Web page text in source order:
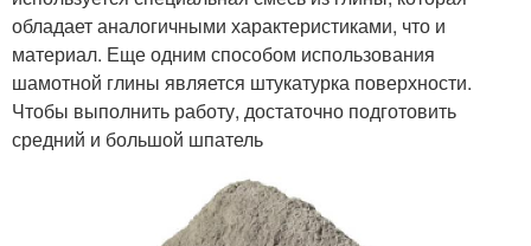
обладает аналогичными характеристиками, что и
материал. Еще одним способом использования
шамотной глины является штукатурка поверхности.
Чтобы выполнить работу, достаточно подготовить
средний и большой шпатель